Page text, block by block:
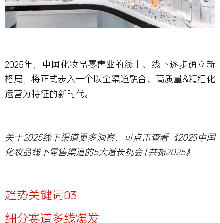
2025年，中国化妆品零售业的线上、线下逐步确立新
格局，将正式步入一个以全渠道融合、高质量&精细化
运营为特征的新时代。
关于2025线下渠道更多洞察，可点击查看《2025中国
化妆品线下零售渠道的5大增长机会 |共振2025》
趋势关键词03
细分赛道多线爆发